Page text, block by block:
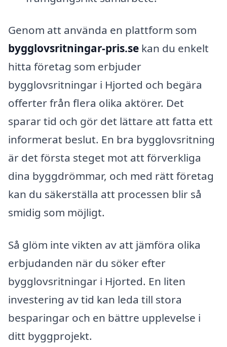
Genom att använda en plattform som
bygglovsritningar-pris.se kan du enkelt
hitta företag som erbjuder
bygglovsritningar i Hjorted och begära
offerter från flera olika aktörer. Det
sparar tid och gör det lättare att fatta ett
informerat beslut. En bra bygglovsritning
är det första steget mot att förverkliga
dina byggdrömmar, och med rätt företag
kan du säkerställa att processen blir så
smidig som möjligt.
Så glöm inte vikten av att jämföra olika
erbjudanden när du söker efter
bygglovsritningar i Hjorted. En liten
investering av tid kan leda till stora
besparingar och en bättre upplevelse i
ditt byggprojekt.